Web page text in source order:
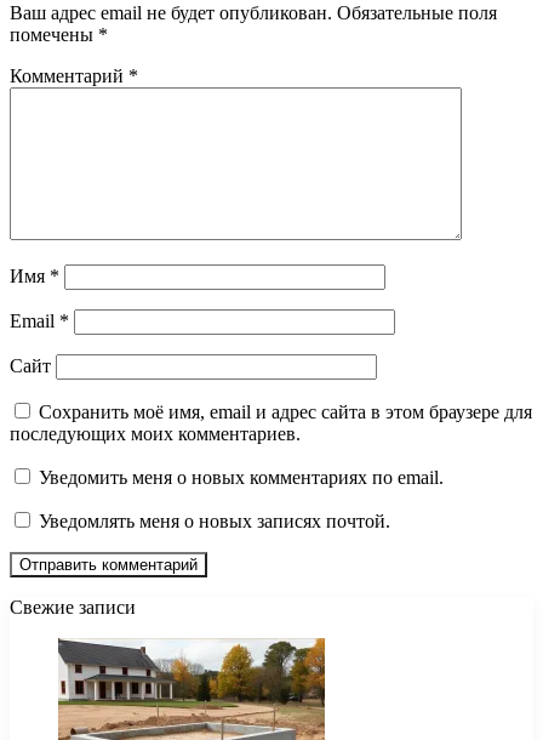
Ваш адрес email не будет опубликован. Обязательные поля
помечены *
Комментарий *
Имя *
Email *
Сайт
Сохранить моё имя, email и адрес сайта в этом браузере для
последующих моих комментариев.
Уведомить меня о новых комментариях по email.
Уведомлять меня о новых записях почтой.
Свежие записи